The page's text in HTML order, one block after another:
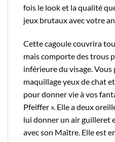
fois le look et la qualité
jeux brutaux avec votre
Cette cagoule couvrira
mais comporte des trous
inférieure du visage.
maquillage yeux de chat
pour donner vie à vos
Pfeiffer ». Elle a deux
lui donner un air guilleret
avec son Maître. Elle est